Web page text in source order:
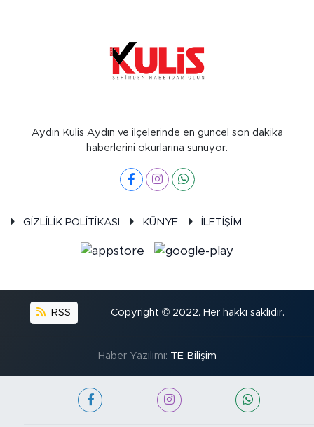
Aydın Kulis Aydın ve ilçelerinde en güncel son dakika
haberlerini okurlarına sunuyor.
GİZLİLİK POLİTİKASI KÜNYE İLETİŞİM
RSS Copyright © 2022. Her hakkı saklıdır.
Haber Yazılımı: TE Bilişim